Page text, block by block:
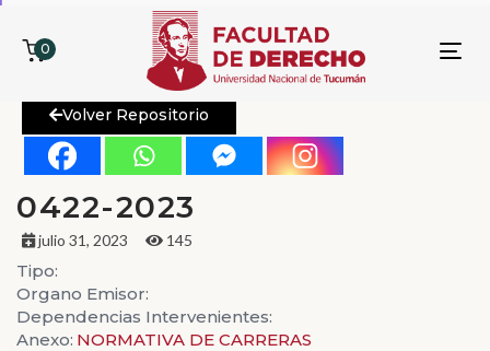
0
Volver Repositorio
0422-2023
julio 31, 2023 145
Tipo:
Organo Emisor:
Dependencias Intervenientes:
Anexo: NORMATIVA DE CARRERAS